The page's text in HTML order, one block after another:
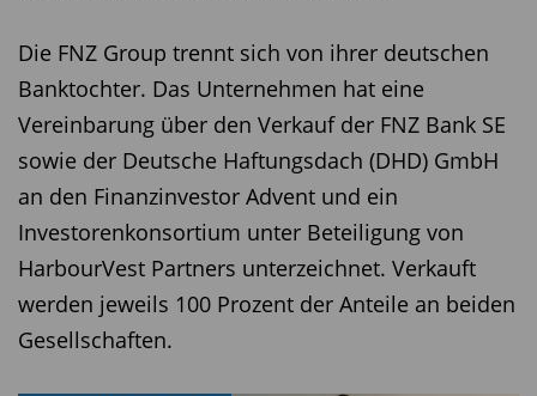
Die FNZ Group trennt sich von ihrer deutschen
Banktochter. Das Unternehmen hat eine
Vereinbarung über den Verkauf der FNZ Bank SE
sowie der Deutsche Haftungsdach (DHD) GmbH
an den Finanzinvestor Advent und ein
Investorenkonsortium unter Beteiligung von
HarbourVest Partners unterzeichnet. Verkauft
werden jeweils 100 Prozent der Anteile an beiden
Gesellschaften.